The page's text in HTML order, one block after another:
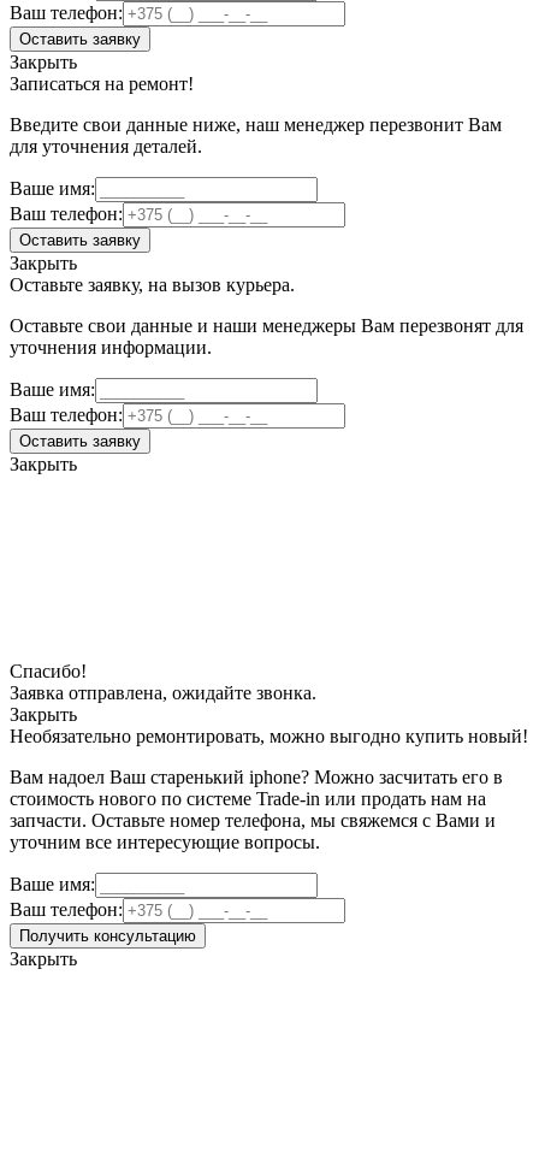
Ваш телефон:
Оставить заявку
Закрыть
Записаться на ремонт!
Введите свои данные ниже, наш менеджер перезвонит Вам
для уточнения деталей.
Ваше имя:
Ваш телефон:
Оставить заявку
Закрыть
Оставьте заявку, на вызов курьера.
Оставьте свои данные и наши менеджеры Вам перезвонят для
уточнения информации.
Ваше имя:
Ваш телефон:
Оставить заявку
Закрыть
Спасибо!
Заявка отправлена, ожидайте звонка.
Закрыть
Необязательно ремонтировать, можно выгодно купить новый!
Вам надоел Ваш старенький iphone? Можно засчитать его в
стоимость нового по системе Trade-in или продать нам на
запчасти. Оставьте номер телефона, мы свяжемся с Вами и
уточним все интересующие вопросы.
Ваше имя:
Ваш телефон:
Получить консультацию
Закрыть